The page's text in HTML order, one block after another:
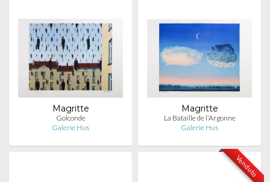
Magritte
Golconde
Galerie Hus
Magritte
La Bataille de l'Argonne
Galerie Hus
Venduto